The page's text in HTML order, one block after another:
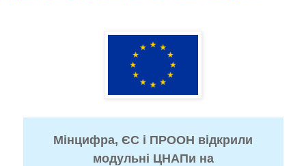
Мінцифра, ЄС і ПРООН відкрили
модульні ЦНАПи на